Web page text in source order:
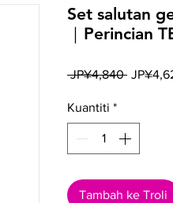
Set salutan
｜Perincian
JP¥4,840 Harga
Kuantiti *
Tambah ke Troli